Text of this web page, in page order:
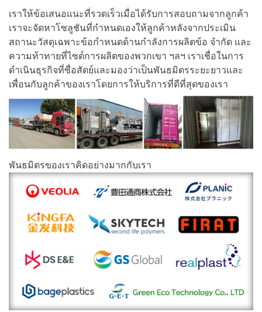
เราให้ข้อเสนอแนะที่รวดเร็วเมื่อได้รับการสอบถามจากลูกค้า
เราจะจัดหาโซลูชันที่กำหนดเองให้ลูกค้าหลังจากประเมิน
สถานะวัสดุเฉพาะข้อกำหนดด้านกำลังการผลิตข้อ จำกัด และ
ความท้าทายที่ไซต์การผลิตของพวกเขา ฯลฯ เราเชื่อในการ
ดำเนินธุรกิจที่ซื่อสัตย์และมองว่าเป็นพันธมิตรระยะยาวและ
เพื่อนกับลูกค้าของเราโดยการให้บริการที่ดีที่สุดของเรา
พันธมิตรของเราคิดอย่างมากกับเรา